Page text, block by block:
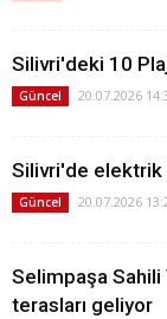
Silivri'deki 10
Güncel 20.07.2026
Silivri'de elektrik
Güncel 20.07.2026
Selimpaşa Sahili
terasları geliyor